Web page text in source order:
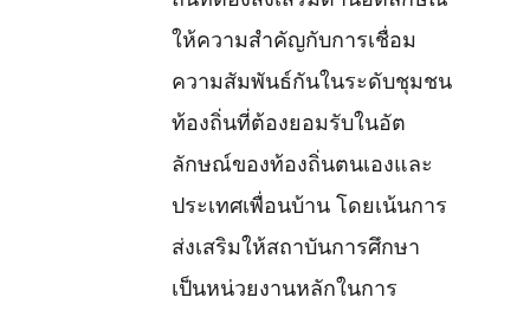
ให้ความสำคัญกับการเชื่อม
ความสัมพันธ์กันในระดับชุมชน
ท้องถิ่นที่ต้องยอมรับในอัต
ลักษณ์ของท้องถิ่นตนเองและ
ประเทศเพื่อนบ้าน โดยเน้นการ
ส่งเสริมให้สถาบันการศึกษา
เป็นหน่วยงานหลักในการ